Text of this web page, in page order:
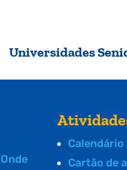
Universidades
Calendário
Cartão de